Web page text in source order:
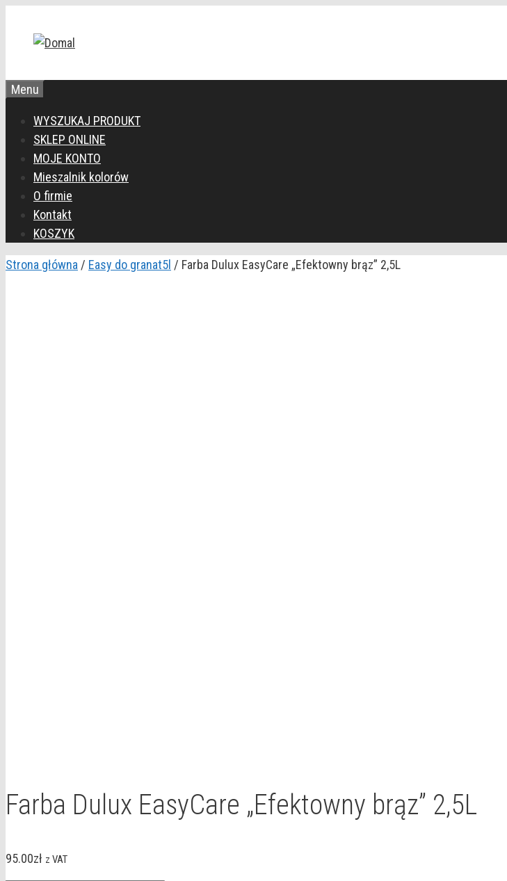
Menu
WYSZUKAJ PRODUKT
SKLEP ONLINE
MOJE KONTO
Mieszalnik kolorów
O firmie
Kontakt
KOSZYK
Strona główna / Easy do granat5l / Farba Dulux EasyCare „Efektowny brąz” 2,5L
Farba Dulux EasyCare „Efektowny brąz” 2,5L
95.00zł z VAT